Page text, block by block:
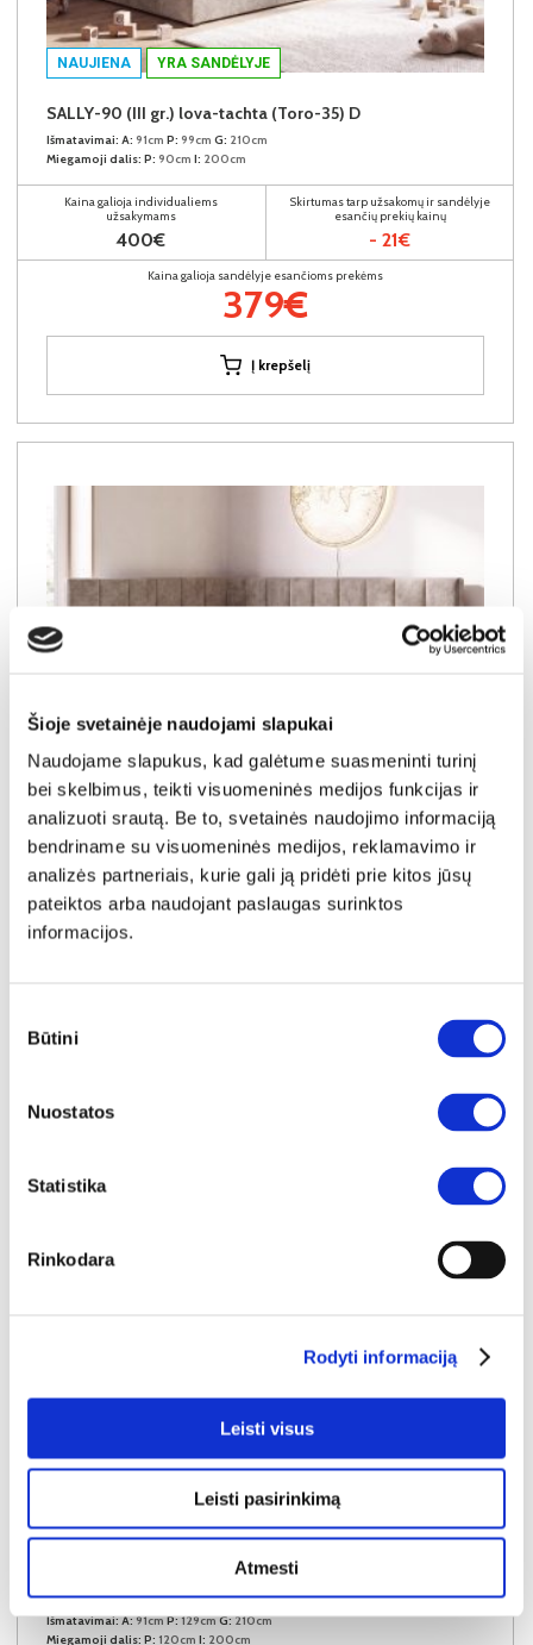
Šioje svetainėje naudojami slapukai
Naudojame slapukus, kad galėtume suasmeninti turinį
bei skelbimus, teikti visuomeninės medijos funkcijas ir
analizuoti srautą. Be to, svetainės naudojimo informaciją
bendriname su visuomeninės medijos, reklamavimo ir
analizės partneriais, kurie gali ją pridėti prie kitos jūsų
pateiktos arba naudojant paslaugas surinktos
informacijos.
pasirinkimas
Būtini
Nuostatos
Statistika
Rinkodara
Rodyti informaciją
Leisti visus
Leisti pasirinkimą
Atmesti
NAUJIENA YRA SANDĖLYJE
SALLY-90 (III gr.) lova-tachta (Toro-35) D
Išmatavimai: A: 91cm P: 99cm G: 210cm
Miegamoji dalis: P: 90cm I: 200cm
Kaina galioja individualiems
užsakymams
400€
Skirtumas tarp užsakomų ir sandėlyje
esančių prekių kainų
- 21€
Kaina galioja sandėlyje esančioms prekėms
379€
Į krepšelį
SALLY-120 (III gr.) lova-tachta (Toro-35) K
Išmatavimai:A:91cmP:129cmG:210cm
Miegamoji dalis:
P:120cmI:200cm
Kaina galioja individualiems
NAUJIENA YRA SANDĖLYJE
SALLY-120 (III gr.) lova-tachta (Toro-35) D
Išmatavimai:A:91cmP:129cmG:210cm
Miegamoji dalis: P: 120cm I: 200cm